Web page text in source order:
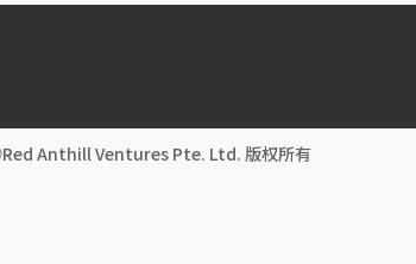
Red Anthill Ventures Pte. Ltd. 版权所有